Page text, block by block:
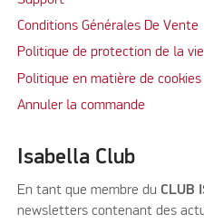
Conditions Générales De Vente
Politique de protection de la
Politique en matière de cookies
Annuler la commande
Isabella Club
En tant que membre du CLUB
newsletters contenant des